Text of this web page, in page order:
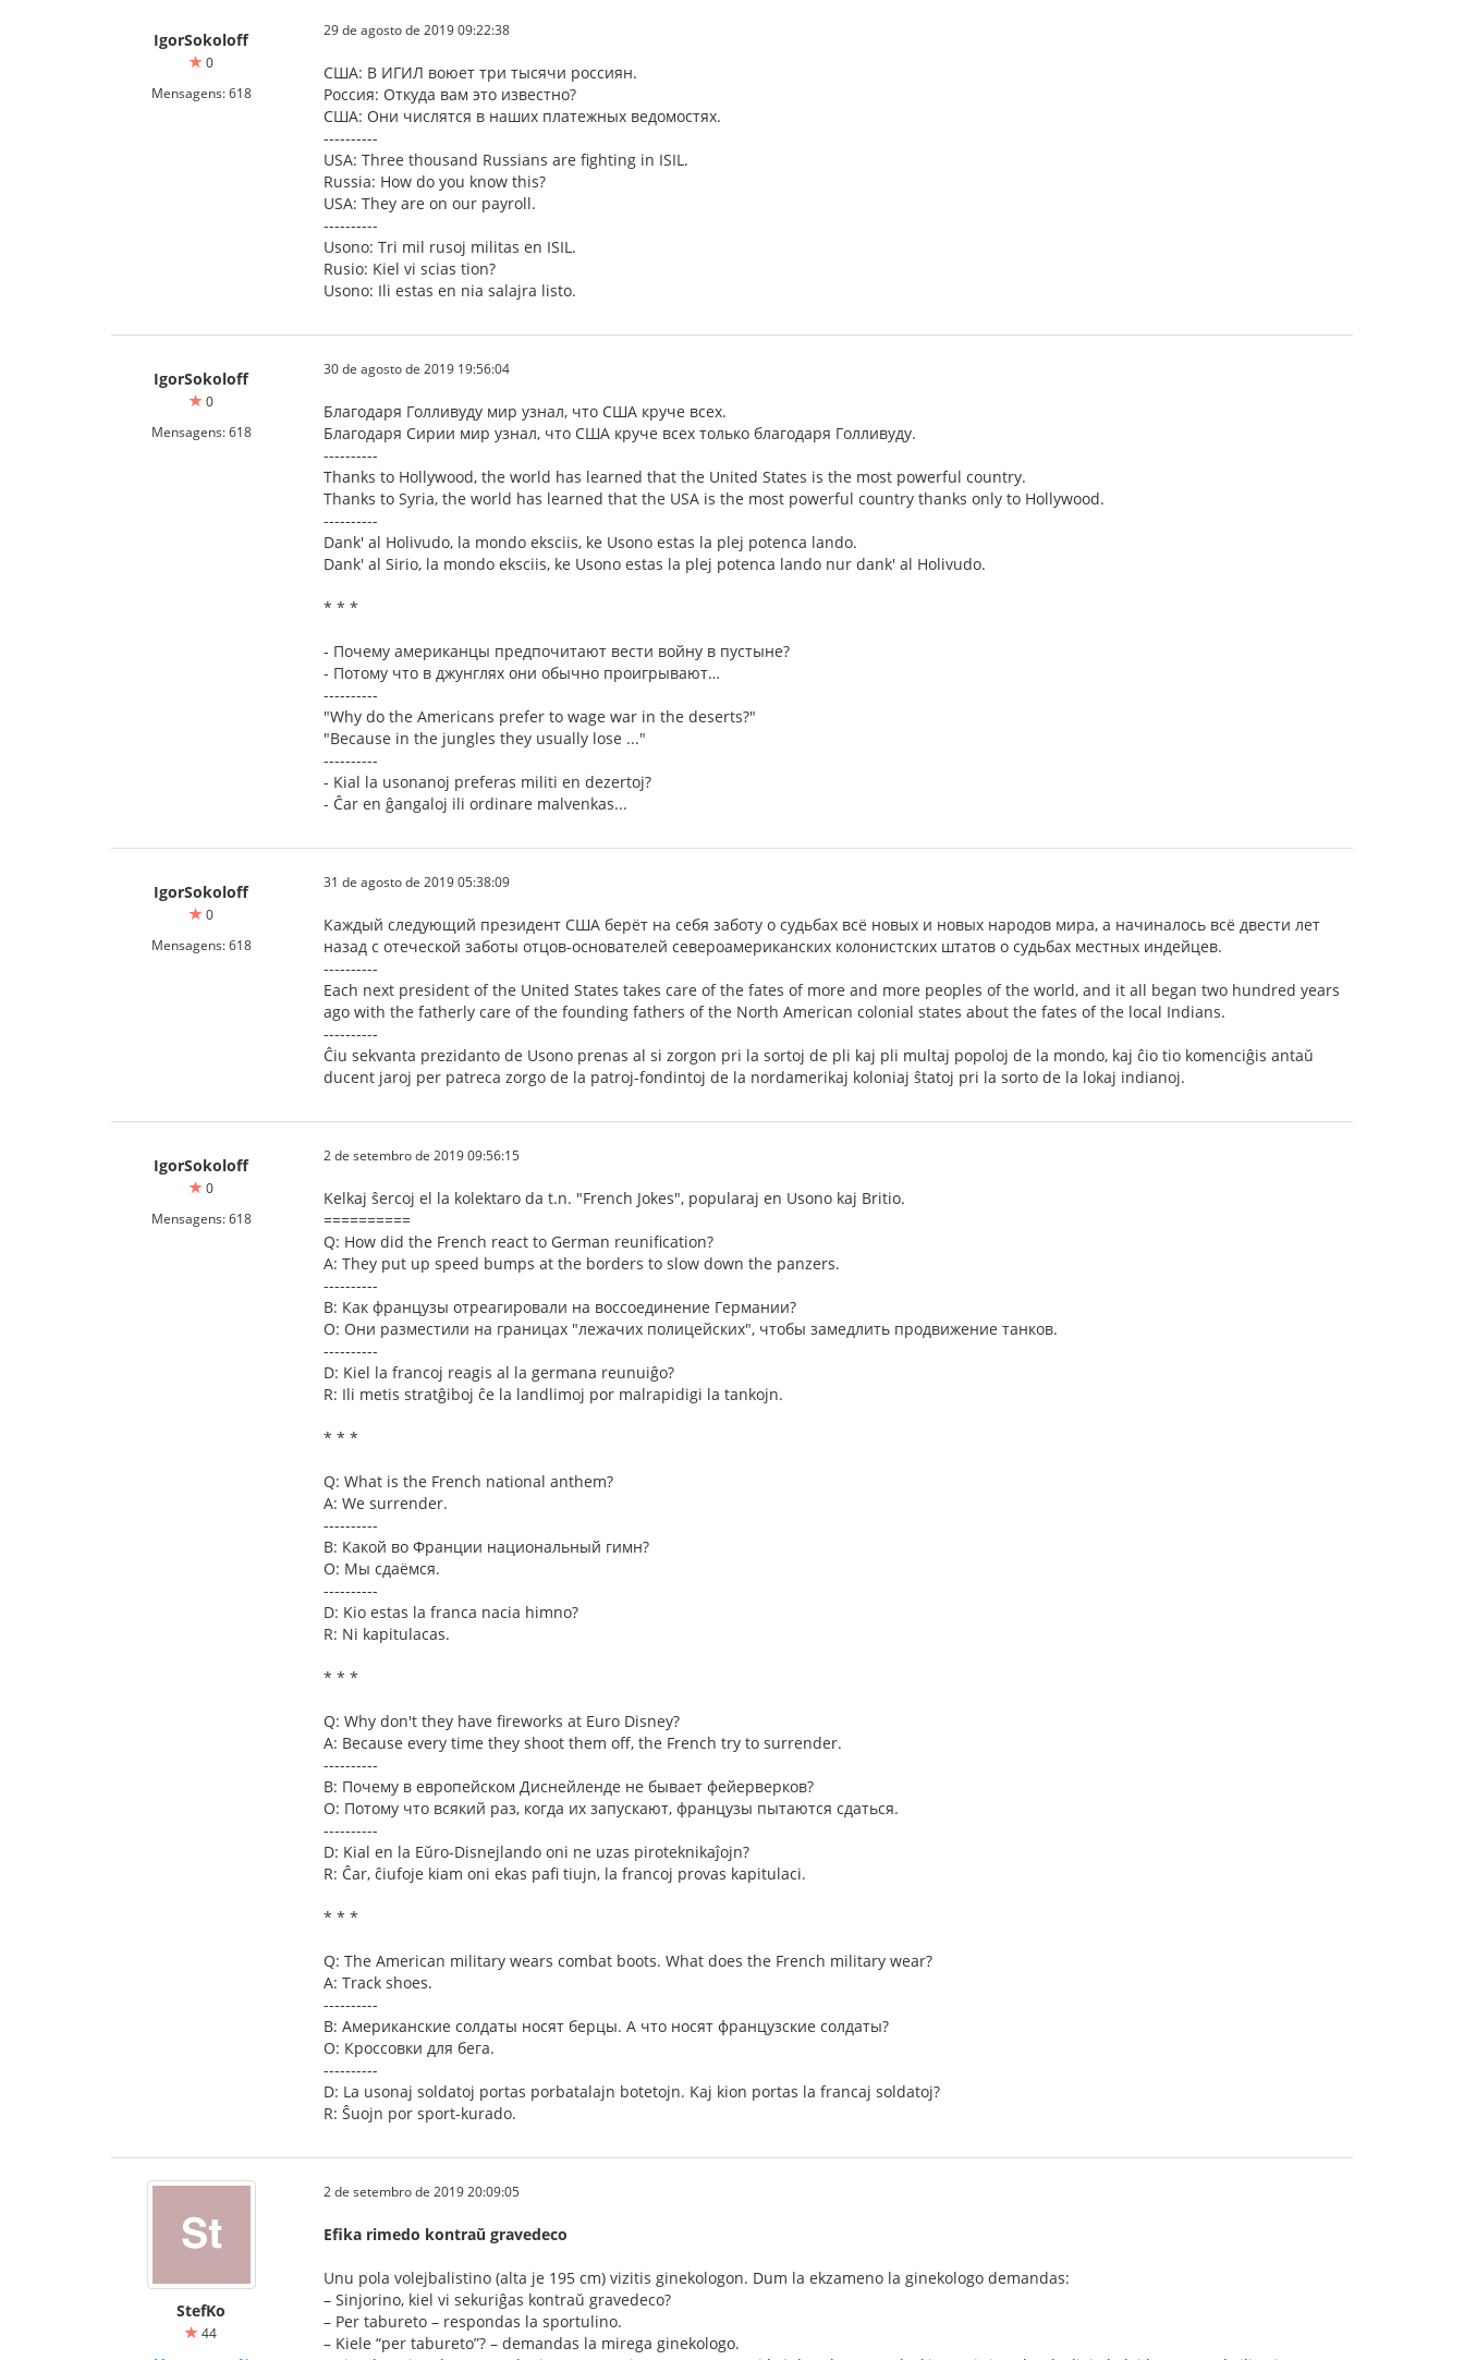
IgorSokoloff
0
Mensagens: 618
29 de agosto de 2019 09:22:38
США: В ИГИЛ воюет три тысячи россиян.
Россия: Откуда вам это известно?
США: Они числятся в наших платежных ведомостях.
----------
USA: Three thousand Russians are fighting in ISIL.
Russia: How do you know this?
USA: They are on our payroll.
----------
Usono: Tri mil rusoj militas en ISIL.
Rusio: Kiel vi scias tion?
Usono: Ili estas en nia salajra listo.
IgorSokoloff
0
Mensagens: 618
30 de agosto de 2019 19:56:04
Благодаря Голливуду мир узнал, что США круче всех.
Благодаря Сирии мир узнал, что США круче всех только благодаря Голливуду.
----------
Thanks to Hollywood, the world has learned that the United States is the most powerful country.
Thanks to Syria, the world has learned that the USA is the most powerful country thanks only to Hollywood.
----------
Dank' al Holivudo, la mondo eksciis, ke Usono estas la plej potenca lando.
Dank' al Sirio, la mondo eksciis, ke Usono estas la plej potenca lando nur dank' al Holivudo.
* * *
- Почему американцы предпочитают вести войну в пустыне?
- Потому что в джунглях они обычно проигрывают…
----------
"Why do the Americans prefer to wage war in the deserts?"
"Because in the jungles they usually lose ..."
----------
- Kial la usonanoj preferas militi en dezertoj?
- Ĉar en ĝangaloj ili ordinare malvenkas...
IgorSokoloff
0
Mensagens: 618
31 de agosto de 2019 05:38:09
Каждый следующий президент США берёт на себя заботу о судьбах всё новых и новых народов мира, а начиналось всё двести лет
назад с отеческой заботы отцов-основателей североамериканских колонистских штатов о судьбах местных индейцев.
----------
Each next president of the United States takes care of the fates of more and more peoples of the world, and it all began two hundred years
ago with the fatherly care of the founding fathers of the North American colonial states about the fates of the local Indians.
----------
Ĉiu sekvanta prezidanto de Usono prenas al si zorgon pri la sortoj de pli kaj pli multaj popoloj de la mondo, kaj ĉio tio komenciĝis antaŭ
ducent jaroj per patreca zorgo de la patroj-fondintoj de la nordamerikaj koloniaj ŝtatoj pri la sorto de la lokaj indianoj.
IgorSokoloff
0
Mensagens: 618
2 de setembro de 2019 09:56:15
Kelkaj ŝercoj el la kolektaro da t.n. "French Jokes", popularaj en Usono kaj Britio.
==========
Q: How did the French react to German reunification?
A: They put up speed bumps at the borders to slow down the panzers.
----------
В: Как французы отреагировали на воссоединение Германии?
О: Они разместили на границах "лежачих полицейских", чтобы замедлить продвижение танков.
----------
D: Kiel la francoj reagis al la germana reunuiĝo?
R: Ili metis stratĝiboj ĉe la landlimoj por malrapidigi la tankojn.
* * *
Q: What is the French national anthem?
A: We surrender.
----------
В: Какой во Франции национальный гимн?
О: Мы сдаёмся.
----------
D: Kio estas la franca nacia himno?
R: Ni kapitulacas.
* * *
Q: Why don't they have fireworks at Euro Disney?
A: Because every time they shoot them off, the French try to surrender.
----------
В: Почему в европейском Диснейленде не бывает фейерверков?
О: Потому что всякий раз, когда их запускают, французы пытаются сдаться.
----------
D: Kial en la Eŭro-Disnejlando oni ne uzas piroteknikaĵojn?
R: Ĉar, ĉiufoje kiam oni ekas pafi tiujn, la francoj provas kapitulaci.
* * *
Q: The American military wears combat boots. What does the French military wear?
A: Track shoes.
----------
В: Американские солдаты носят берцы. А что носят французские солдаты?
О: Кроссовки для бега.
----------
D: La usonaj soldatoj portas porbatalajn botetojn. Kaj kion portas la francaj soldatoj?
R: Ŝuojn por sport-kurado.
StefKo
44
2 de setembro de 2019 20:09:05
Efika rimedo kontraŭ gravedeco
Unu pola volejbalistino (alta je 195 cm) vizitis ginekologon. Dum la ekzameno la ginekologo demandas:
– Sinjorino, kiel vi sekuriĝas kontraŭ gravedeco?
– Per tabureto – respondas la sportulino.
– Kiele “per tabureto”? – demandas la mirega ginekologo.